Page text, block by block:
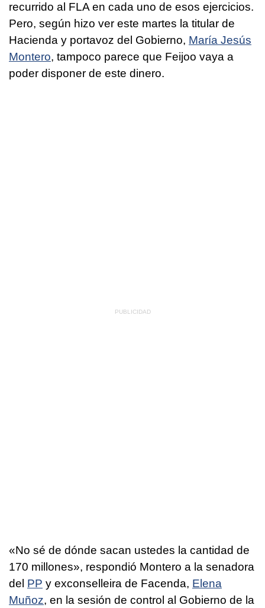
recurrido al FLA en cada uno de esos ejercicios.
Pero, según hizo ver este martes la titular de
Hacienda y portavoz del Gobierno, María Jesús
Montero, tampoco parece que Feijoo vaya a
poder disponer de este dinero.
«No sé de dónde sacan ustedes la cantidad de
170 millones», respondió Montero a la senadora
del PP y exconselleira de Facenda, Elena
Muñoz, en la sesión de control al Gobierno de la